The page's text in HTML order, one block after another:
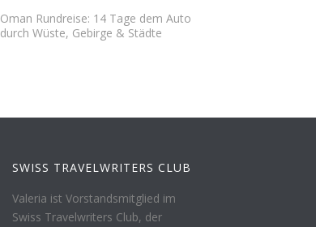
Oman Rundreise: 14 Tage dem Auto
durch Wüste, Gebirge & Städte
SWISS TRAVELWRITERS CLUB
Valeria ist Vorstandsmitglied im
Swiss Travelwriters Club, der